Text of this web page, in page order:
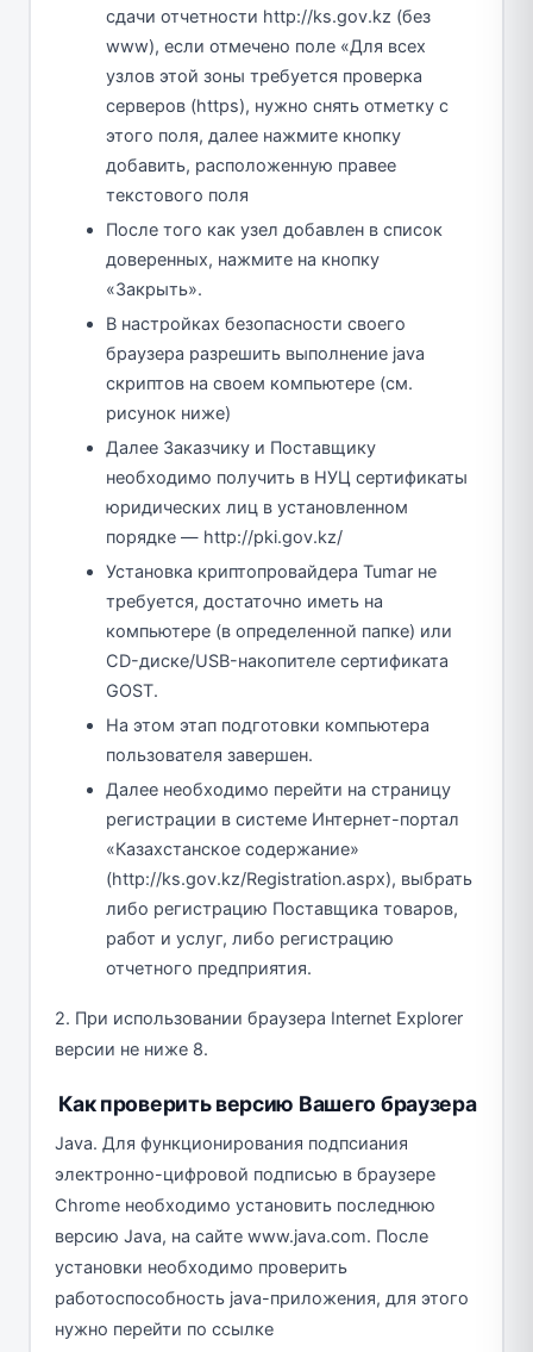
сдачи отчетности http://ks.gov.kz (без
www), если отмечено поле «Для всех
узлов этой зоны требуется проверка
серверов (https), нужно снять отметку с
этого поля, далее нажмите кнопку
добавить, расположенную правее
текстового поля
После того как узел добавлен в список
доверенных, нажмите на кнопку
«Закрыть».
В настройках безопасности своего
браузера разрешить выполнение java
скриптов на своем компьютере (см.
рисунок ниже)
Далее Заказчику и Поставщику
необходимо получить в НУЦ сертификаты
юридических лиц в установленном
порядке — http://pki.gov.kz/
Установка криптопровайдера Tumar не
требуется, достаточно иметь на
компьютере (в определенной папке) или
CD-диске/USB-накопителе сертификата
GOST.
На этом этап подготовки компьютера
пользователя завершен.
Далее необходимо перейти на страницу
регистрации в cистеме Интернет-портал
«Казахстанское содержание»
(http://ks.gov.kz/Registration.aspx), выбрать
либо регистрацию Поставщика товаров,
работ и услуг, либо регистрацию
отчетного предприятия.
2. При использовании браузера Internet Explorer
версии не ниже 8.
Как проверить версию Вашего браузера
Java. Для функционирования подпсиания
электронно-цифровой подписью в браузере
Chrome необходимо установить последнюю
версию Java, на сайте www.java.com. После
установки необходимо проверить
работоспособность java-приложения, для этого
нужно перейти по ссылке